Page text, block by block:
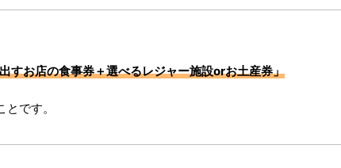
すお店の食事券＋選べるレジャー施設orお土産券」
です。